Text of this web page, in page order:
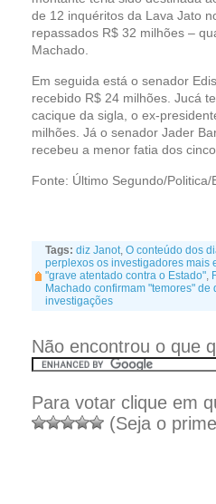
de 12 inquéritos da Lava Jato
repassados R$ 32 milhões –
Machado.
Em seguida está o senador
recebido R$ 24 milhões. Jucá
cacique da sigla, o ex-
milhões. Já o senador Jader
recebeu a menor fatia dos
Fonte: Último Segundo/Politica/
Tags: diz Janot, O conteúdo dos
perplexos os investigadores mais
"grave atentado contra o Estado",
Machado confirmam "temores"
investigações
Não encontrou o que
Para votar clique em
(Seja o